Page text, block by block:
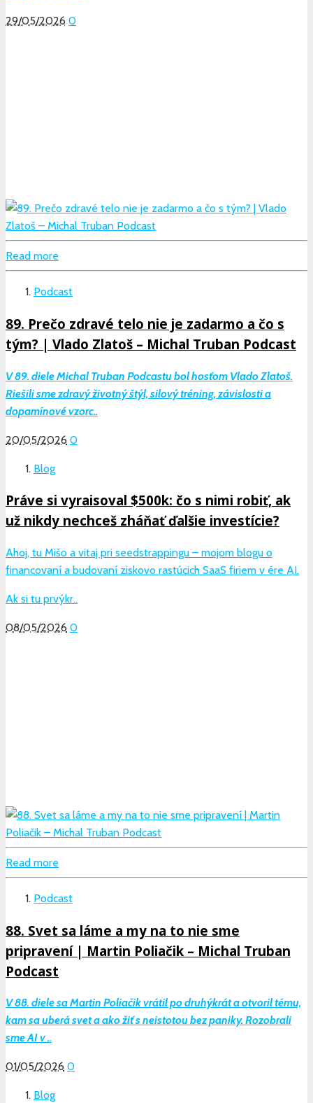
29/05/2026 0
Read more
Podcast
89. Prečo zdravé telo nie je zadarmo a čo s
tým? | Vlado Zlatoš – Michal Truban Podcast
V 89. diele Michal Truban Podcastu bol hosťom Vlado Zlatoš.
Riešili sme zdravý životný štýl, silový tréning, závislosti a
dopamínové vzorc..
20/05/2026 0
Blog
Práve si vyraisoval $500k: čo s nimi robiť, ak
už nikdy nechceš zháňať ďalšie investície?
Ahoj, tu Mišo a vitaj pri seedstrappingu – mojom blogu o
financovaní a budovaní ziskovo rastúcich SaaS firiem v ére AI.
Ak si tu prvýkr..
08/05/2026 0
Read more
Podcast
88. Svet sa láme a my na to nie sme
pripravení | Martin Poliačik – Michal Truban
Podcast
V 88. diele sa Martin Poliačik vrátil po druhýkrát a otvoril tému,
kam sa uberá svet a ako žiť s neistotou bez paniky. Rozobrali
sme AI v ..
01/05/2026 0
Blog